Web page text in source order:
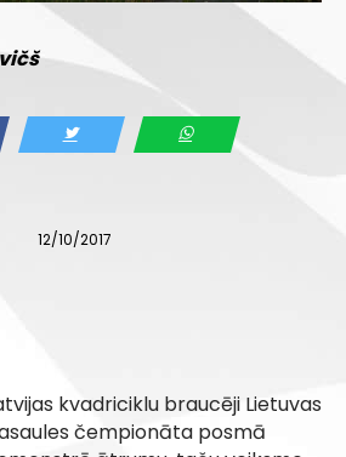
12/10/2017
kvadriciklu braucēji Lietuvas
čempionāta posmā